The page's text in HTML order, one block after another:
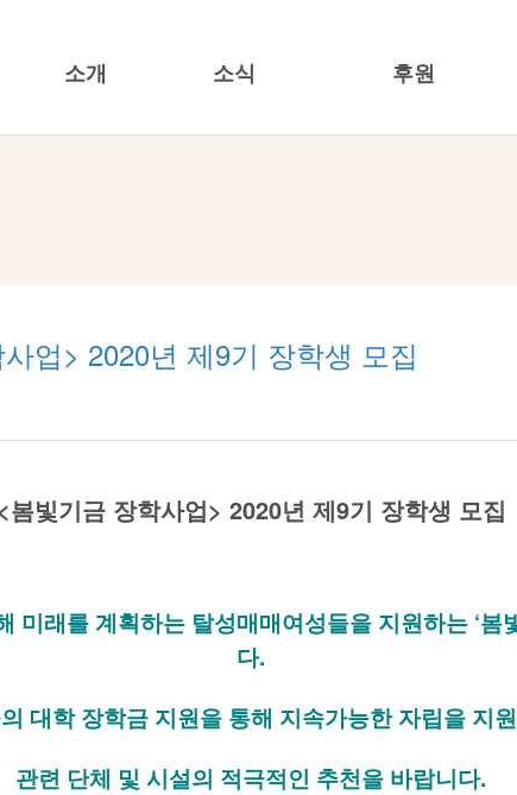
소개 소식 후원
업> 2020년 제9기 장학생 모집
봄빛기금 장학사업> 2020년 제9기 장학생 모집
미래를 계획하는 탈성매매여성들을 지원하는 ‘봄
다.
대학 장학금 지원을 통해 지속가능한 자립을 지
관련 단체 및 시설의 적극적인 추천을 바랍니다.